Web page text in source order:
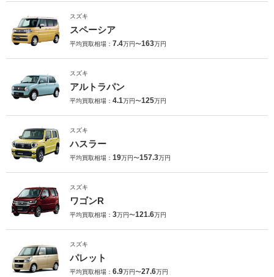
スズキ
スペーシア
平均買取相場： 7.4万円〜163万円
スズキ
アルトラパン
平均買取相場： 4.1万円〜125万円
スズキ
ハスラー
平均買取相場： 19万円〜157.3万円
スズキ
ワゴンR
平均買取相場： 3万円〜121.6万円
スズキ
パレット
平均買取相場： 6.9万円〜27.6万円